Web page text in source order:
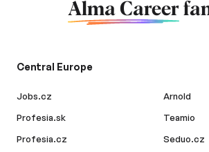
Alma Career
Central Europe
Jobs.cz
Profesia.sk
Profesia.cz
Arnold
Teamio
Seduo.cz